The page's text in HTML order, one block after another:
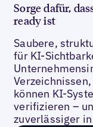
Sorge dafür,
ready ist
Saubere,
für KI-
können KI-
verifizieren –
zuverlässiger